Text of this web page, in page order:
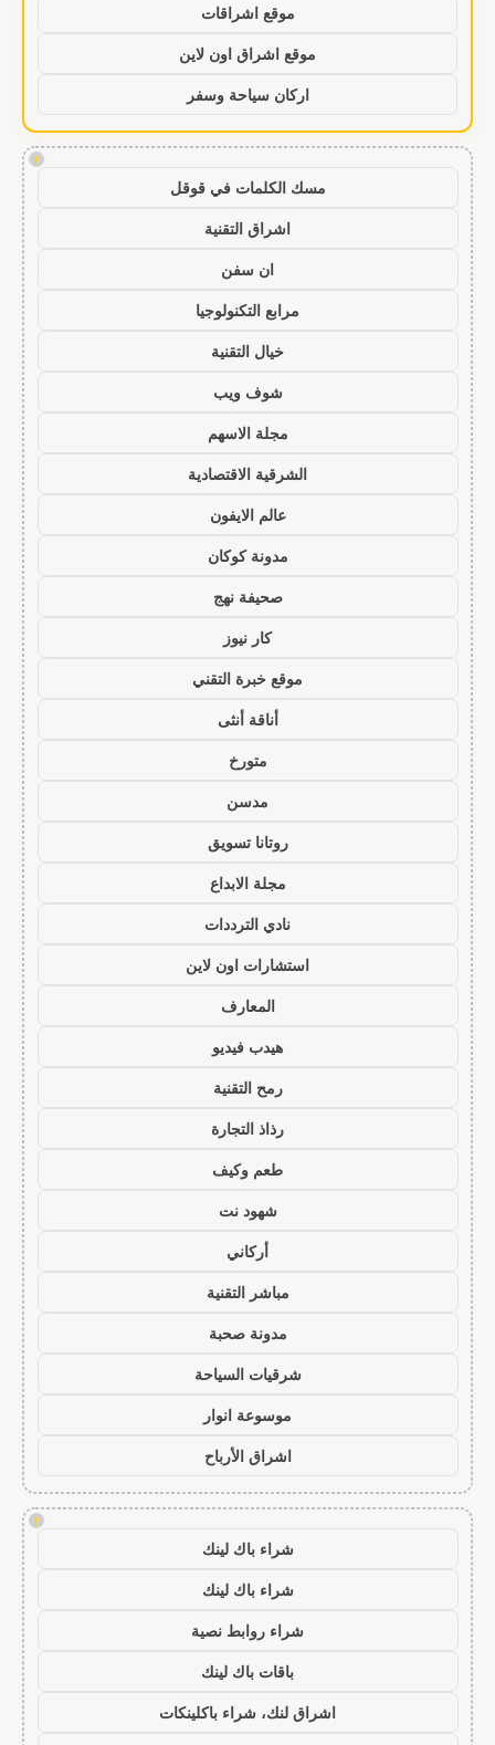
موقع اشراقات
موقع اشراق اون لاين
اركان سياحة وسفر
!
مسك الكلمات في قوقل
اشراق التقنية
ان سفن
مرابع التكنولوجيا
خيال التقنية
شوف ويب
مجلة الاسهم
الشرقية الاقتصادية
عالم الايفون
مدونة كوكان
صحيفة نهج
كار نيوز
موقع خبرة التقني
أناقة أنثى
متورخ
مدسن
روتانا تسويق
مجلة الابداع
نادي الترددات
استشارات اون لاين
المعارف
هيدب فيديو
رمح التقنية
رذاذ التجارة
طعم وكيف
شهود نت
أركاني
مباشر التقنية
مدونة صحبة
شرقيات السياحة
موسوعة انوار
اشراق الأرباح
!
شراء باك لينك
شراء باك لينك
شراء روابط نصية
باقات باك لينك
اشراق لنك، شراء باكلينكات